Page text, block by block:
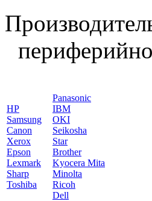
HP
Samsung
Canon
Xerox
Epson
Lexmark
Sharp
Toshiba
Panasonic
IBM
OKI
Seikosha
Star
Brother
Kyocera Mita
Minolta
Ricoh
Dell